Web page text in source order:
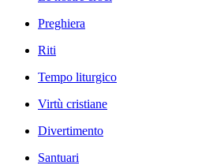
Preghiera
Riti
Tempo liturgico
Virtù cristiane
Divertimento
Santuari